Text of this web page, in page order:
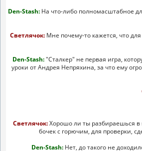
Den-Stash:На что-либо полномасштабное
Светлячок:Мне почему-то кажется, что
Den-Stash:"Сталкер" не первая игра,
уроки от Андрея Непряхина, за что ему
Светлячок:Хорошо ли ты разбираешься в
бочек с горючим, для проверки,
Den-Stash: Нет, до такого не